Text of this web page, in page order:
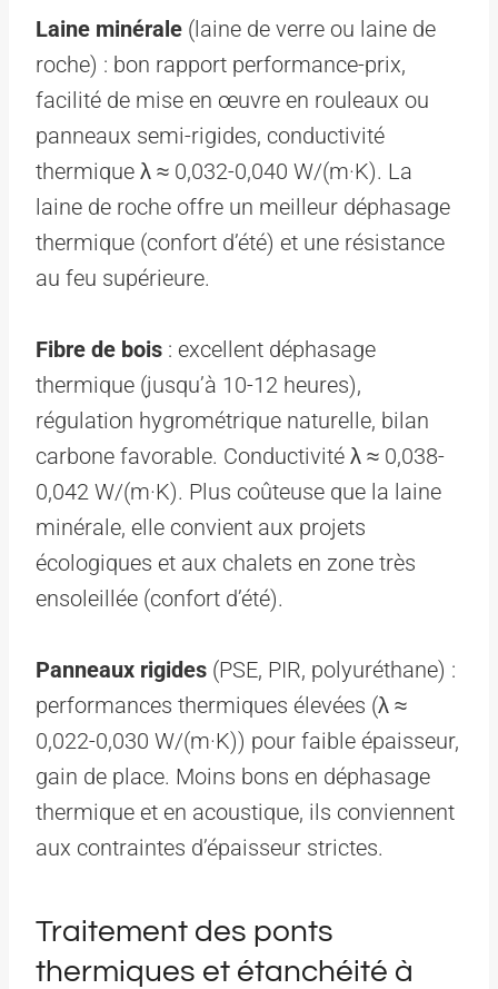
Laine minérale (laine de verre ou laine de
roche) : bon rapport performance-prix,
facilité de mise en œuvre en rouleaux ou
panneaux semi-rigides, conductivité
thermique λ ≈ 0,032-0,040 W/(m·K). La
laine de roche offre un meilleur déphasage
thermique (confort d’été) et une résistance
au feu supérieure.
Fibre de bois : excellent déphasage
thermique (jusqu’à 10-12 heures),
régulation hygrométrique naturelle, bilan
carbone favorable. Conductivité λ ≈ 0,038-
0,042 W/(m·K). Plus coûteuse que la laine
minérale, elle convient aux projets
écologiques et aux chalets en zone très
ensoleillée (confort d’été).
Panneaux rigides (PSE, PIR, polyuréthane) :
performances thermiques élevées (λ ≈
0,022-0,030 W/(m·K)) pour faible épaisseur,
gain de place. Moins bons en déphasage
thermique et en acoustique, ils conviennent
aux contraintes d’épaisseur strictes.
Traitement des ponts
thermiques et étanchéité à